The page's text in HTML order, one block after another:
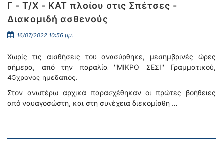
Γ - Τ/Χ - ΚΑΤ πλοίου στις Σπέτσες -
Διακομιδή ασθενούς
16/07/2022 10:56 μμ.
Χωρίς τις αισθήσεις του ανασύρθηκε, μεσημβρινές ώρες
σήμερα, από την παραλία ''ΜΙΚΡΟ ΣΕΣΙ'' Γραμματικού,
45χρονος ημεδαπός.
Στον ανωτέρω αρχικά παρασχέθηκαν οι πρώτες βοήθειες
από ναυαγοσώστη, και στη συνέχεια διεκομίσθη …